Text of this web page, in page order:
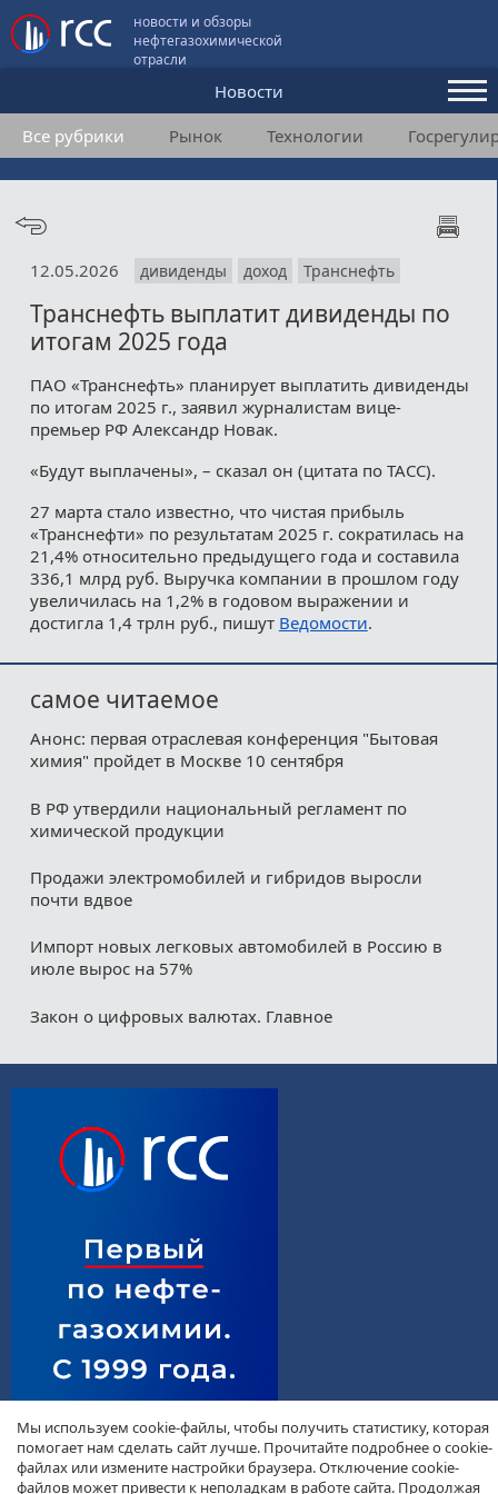
новости и обзоры
нефтегазохимической
отрасли
Новости
Аналитика и мнения
Конференции
Подписка
Медиакит
Все рубрики Рынок Технологии
12.05.2026 дивиденды доход Транснефть
Транснефть выплатит дивиденды по
итогам 2025 года
ПАО «Транснефть» планирует выплатить дивиденды
по итогам 2025 г., заявил журналистам вице-
премьер РФ Александр Новак.
«Будут выплачены», – сказал он (цитата по ТАСС).
27 марта стало известно, что чистая прибыль
«Транснефти» по результатам 2025 г. сократилась на
21,4% относительно предыдущего года и составила
336,1 млрд руб. Выручка компании в прошлом году
увеличилась на 1,2% в годовом выражении и
достигла 1,4 трлн руб., пишут Ведомости.
самое читаемое
Анонс: первая отраслевая конференция "Бытовая
химия" пройдет в Москве 10 сентября
В РФ утвердили национальный регламент по
химической продукции
Продажи электромобилей и гибридов выросли
почти вдвое
Импорт новых легковых автомобилей в Россию в
июле вырос на 57%
Закон о цифровых валютах. Главное
Мы используем cookie-файлы, чтобы получить статистику, которая
помогает нам сделать сайт лучше. Прочитайте подробнее о cookie-
файлах или измените настройки браузера. Отключение cookie-
файлов может привести к неполадкам в работе сайта. Продолжая